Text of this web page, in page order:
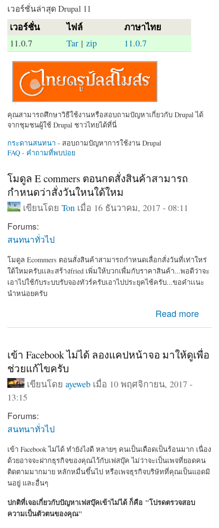
เวอร์ชั่นล่าสุด Drupal 11
เวอร์ชั่น ไฟล์ ภาษาไทย
11.0.7 Tar | zip 11.0.7
คุณสามารถศึกษาวิธีใช้งานหรือสอบถามปัญหาเกี่ยวกับ Drupal ได้
จากชุมชนผู้ใช้ Drupal ชาวไทยได้ที่นี่
กระดานสนทนา - สอบถามปัญหาการใช้งาน Drupal
FAQ - คำถามที่พบบ่อย
โมดูล E commers ตอนกดสั่งสินค้าสามารถ
กำหนดว่าสั่งวันใหนใด้ใหม
เขียนโดย Ton เมื่อ 16 ธันวาคม, 2017 - 08:11
Forums:
สนทนาทั่วไป
โมดูล Ecommers ตอนสั่งสินค้าสามารถกำหนดเลื่อกสั่งวันที่เท่าใหร่
ใด้ใหมครับเเละสร้างfried เพิ่มให้บวกเพื่มกับราคาสินค้า...พอดีว่าจะ
เอาไปใช้กับระบบรับจองทัวร์ครับเอาไปประยุคไช้ครับ...ขอคำเเนะ
นำหน่อยครับ
Read more
about โมดูล E commers ตอนกดสั่งสินค้าสามารถกำหนด
ว่าสั่งวันใหนใด้ใหม
เข้า Facebook ไม่ได้ ลองแคปหน้าจอ มาให้ดูเพื่อ
ช่วยแก้ไขครับ
เขียนโดยayeweb เมื่อ 10 พฤศจิกายน, 2017 -
13:15
Forums:
สนทนาทั่วไป
เข้า Facebook ไม่ได้ ทำยังไงดี หลายๆ คนเป็นเดือดเป็นร้อนมาก เนื่อง
ด้วยอาจจะฝากธุรกิจของคุณไว้กับเฟสบุ๊ค ไม่ว่าจะเป็นเพจที่ยอดคน
ติดตามมากมาย หลักหมื่นขึ้นไป หรือเพจธุรกิจบริษัทที่คุณเป็นแอดมิ
นอยู่ และอื่นๆ
ปกติที่เจอเกี่ยวกับปัญหาเฟสบุ๊คเข้าไม่ได้ ก็คือ "โปรดตรวจสอบ
ความเป็นตัวตนของคุณ"